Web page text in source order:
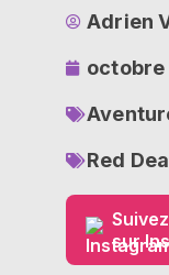
Adrien
octobre
Red
sur